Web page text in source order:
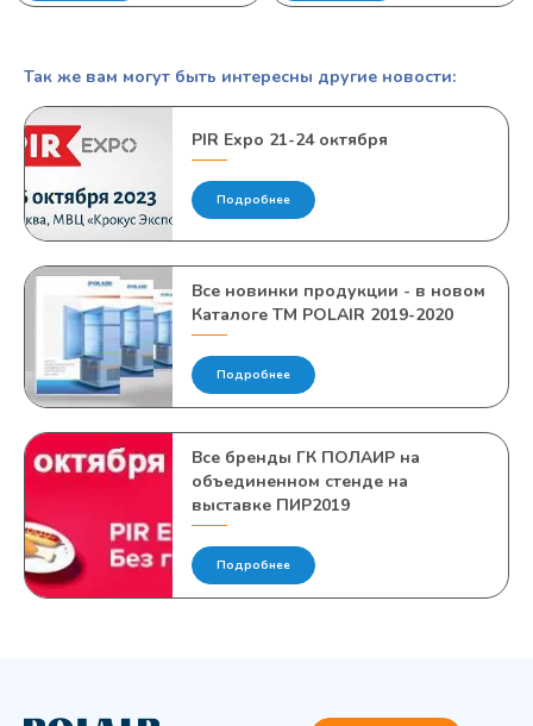
Так же вам могут быть интересны другие новости:
PIR Expo 21-24 октября
Подробнее
Все новинки продукции - в новом
Каталоге ТМ POLAIR 2019-2020
Подробнее
Все бренды ГК ПОЛАИР на
объединенном стенде на
выставке ПИР2019
Подробнее